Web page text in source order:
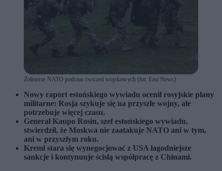
Żołnierze NATO podczas ćwiczeń wojskowych (fot. East News)
Nowy raport estońskiego wywiadu ocenił rosyjskie plany
militarne: Rosja szykuje się na przyszłe wojny, ale
potrzebuje więcej czasu.
Generał Kaupo Rosin, szef estońskiego wywiadu,
stwierdził, że Moskwa nie zaatakuje NATO ani w tym,
ani w przyszłym roku.
Kreml stara się wynegocjować z USA łagodniejsze
sankcje i kontynuuje ścisłą współpracę z Chinami.